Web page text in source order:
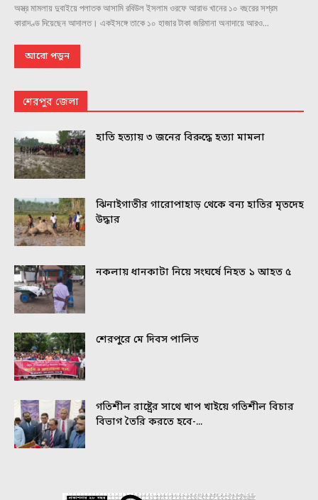
অস্ত্র মামলায় দুবাইয়ে পলাতক আসামি রবিউল ইসলাম ওরফে আরাভ খানের ১০ বছরের সশ্রম
কারাদণ্ড দিয়েছেন আদালত। একইসঙ্গে তাকে ১০ হাজার টাকা জরিমানা অনাদায়ে আরও...
আরো পড়ুন
শেরপুর জেলা
হাতি হত্যায় ৩ জনের বিরুদ্ধে হত্যা মামলা
ঝিনাইগাতীর গারোপাহাড় থেকে বন্য হাতির মৃতদেহ
উদ্ধার
নকলায় ধানকাটা নিয়ে সংঘর্ষে নিহত ১ আহত ৫
শেরপুরে মে দিবস পালিত
গতিশীল রাষ্ট্রের সাথে খাপ খাইয়ে গতিশীল বিচার
বিভাগ তৈরি করতে হবে-...